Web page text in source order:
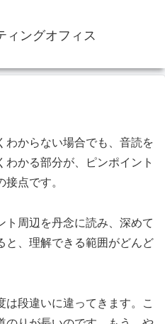
ィングオフィス
わからない場合でも、音読を
かる部分が、ピンポイント
点です。
ト周辺を丹念に読み、深めて
と、理解できる範囲がどんど
段違いに違ってきます。こ